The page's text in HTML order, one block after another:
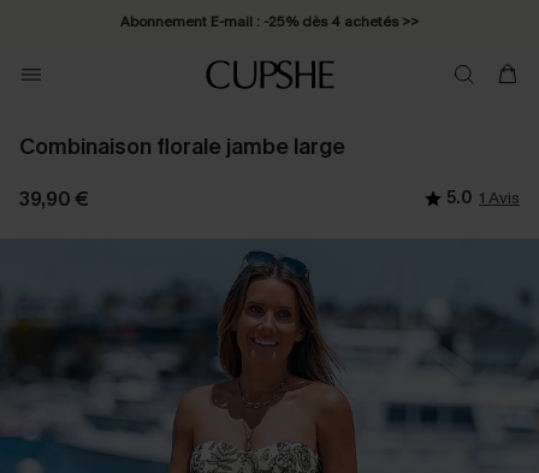
Abonnement E-mail : -25% dès 4 achetés >>
Combinaison florale jambe large
39,90 € 5.0 1 Avis